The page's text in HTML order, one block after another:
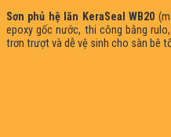
Sơn phủ hệ lăn KeraSeal WB20
epoxy gốc nước, thi công bằng
trơn trượt và dễ vệ sinh cho sàn bê